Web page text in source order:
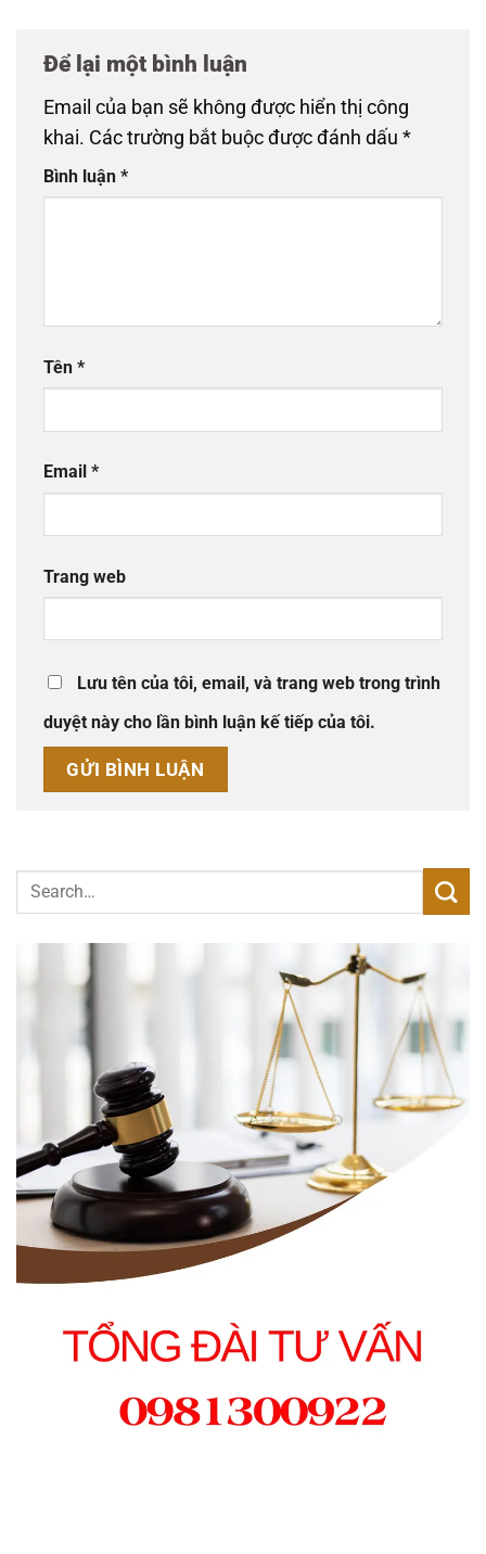
Để lại một bình luận
Email của bạn sẽ không được hiển thị công
khai. Các trường bắt buộc được đánh dấu *
Bình luận *
Tên *
Email *
Trang web
Lưu tên của tôi, email, và trang web trong trình
duyệt này cho lần bình luận kế tiếp của tôi.